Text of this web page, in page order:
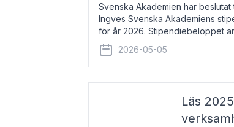
Svenska Akademien har
Ingves Svenska Akademiens
för år 2026. Stipendiebeloppet
Agebjörn, född 1984, är universitet
2026-05-05
Läs